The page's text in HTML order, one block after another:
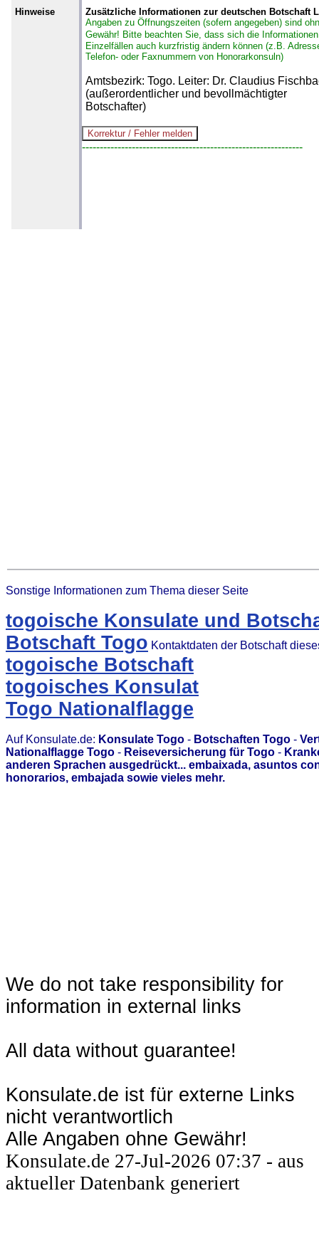
Hinweise
Zusätzliche Informationen zur deutschen Botschaft
Angaben zu Öffnungszeiten (sofern angegeben) sind
Gewähr! Bitte beachten Sie, dass sich die
Einzelfällen auch kurzfristig ändern können (z.B.
Telefon- oder Faxnummern von Honorarkonsuln)
Amtsbezirk: Togo. Leiter: Dr. Claudius
(außerordentlicher und bevollmächtigter
Botschafter)
--------------------------------------------------------------
Sonstige Informationen zum Thema dieser Seite
togoische Konsulate und
Botschaft Togo Kontaktdaten der Botschaft
togoische Botschaft
togoisches Konsulat
Togo Nationalflagge
Auf Konsulate.de: Konsulate Togo - Botschaften Togo -
Nationalflagge Togo - Reiseversicherung für Togo -
anderen Sprachen ausgedrückt... embaixada, asuntos
honorarios, embajada sowie vieles mehr.
We do not take responsibility for
information in external links
All data without guarantee!
Konsulate.de ist für externe Links
nicht verantwortlich
Alle Angaben ohne Gewähr!
Konsulate.de 27-Jul-2026 07:37 - aus
aktueller Datenbank generiert